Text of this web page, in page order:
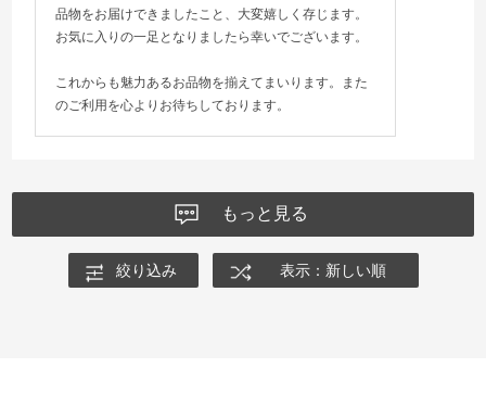
品物をお届けできましたこと、大変嬉しく存じます。
お気に入りの一足となりましたら幸いでございます。
これからも魅力あるお品物を揃えてまいります。また
のご利用を心よりお待ちしております。
もっと見る
絞り込み 表示：新しい順